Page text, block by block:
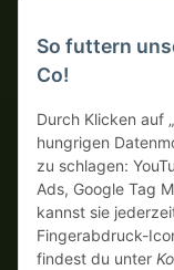
So futtern
Co!
Durch Klicken auf
hungrigen
zu schlagen:
Ads, Google Tag
kannst sie
Fingerabdruck-
findest du unter
Dein
Monster
von